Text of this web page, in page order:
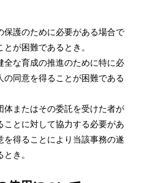
保護のために必要がある場合で
が困難であるとき。
全な育成の推進のために特に必
同意を得ることが困難である
体またはその委託を受けた者が
とに対して協力する必要があ
を得ることにより当該事務の遂
き。